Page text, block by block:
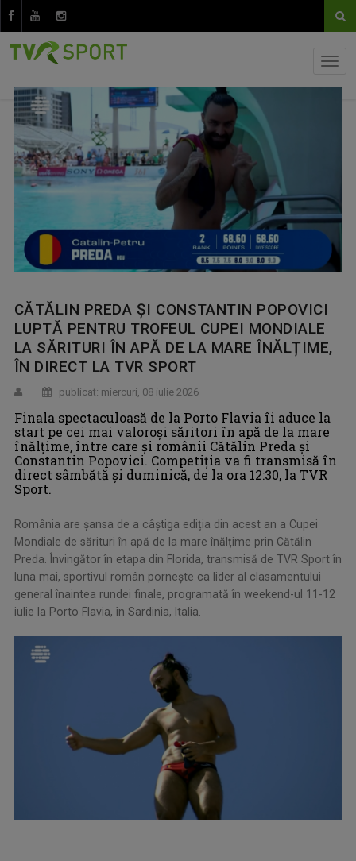
CĂTĂLIN PREDA ȘI CONSTANTIN POPOVICI
LUPTĂ PENTRU TROFEUL CUPEI MONDIALE
LA SĂRITURI ÎN APĂ DE LA MARE ÎNĂLȚIME,
ÎN DIRECT LA TVR SPORT
publicat: miercuri, 08 iulie 2026
Finala spectaculoasă de la Porto Flavia îi aduce la
start pe cei mai valoroși săritori în apă de la mare
înălțime, între care și românii Cătălin Preda și
Constantin Popovici. Competiția va fi transmisă în
direct sâmbătă și duminică, de la ora 12:30, la TVR
Sport.
România are șansa de a câștiga ediția din acest an a Cupei
Mondiale de sărituri în apă de la mare înălțime prin Cătălin
Preda. Învingător în etapa din Florida, transmisă de TVR Sport în
luna mai, sportivul român pornește ca lider al clasamentului
general înaintea rundei finale, programată în weekend-ul 11-12
iulie la Porto Flavia, în Sardinia, Italia.